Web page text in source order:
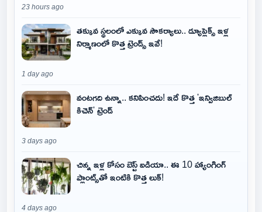
23 hours ago
తక్కువ స్థలంలో ఎక్కువ సౌకర్యాలు.. డ్యూప్లెక్స్ ఇళ్ల
నిర్మాణంలో కొత్త ట్రెండ్స్ ఇవే!
1 day ago
వంటగది ఉన్నా.. కనిపించదు! ఇదే కొత్త 'ఇన్విజిబుల్
కిచెన్' ట్రెండ్
3 days ago
చిన్న ఇళ్ల కోసం బెస్ట్ ఐడియా.. ఈ 10 హ్యాంగింగ్
ప్లాంట్స్‌తో ఇంటికి కొత్త లుక్!
4 days ago